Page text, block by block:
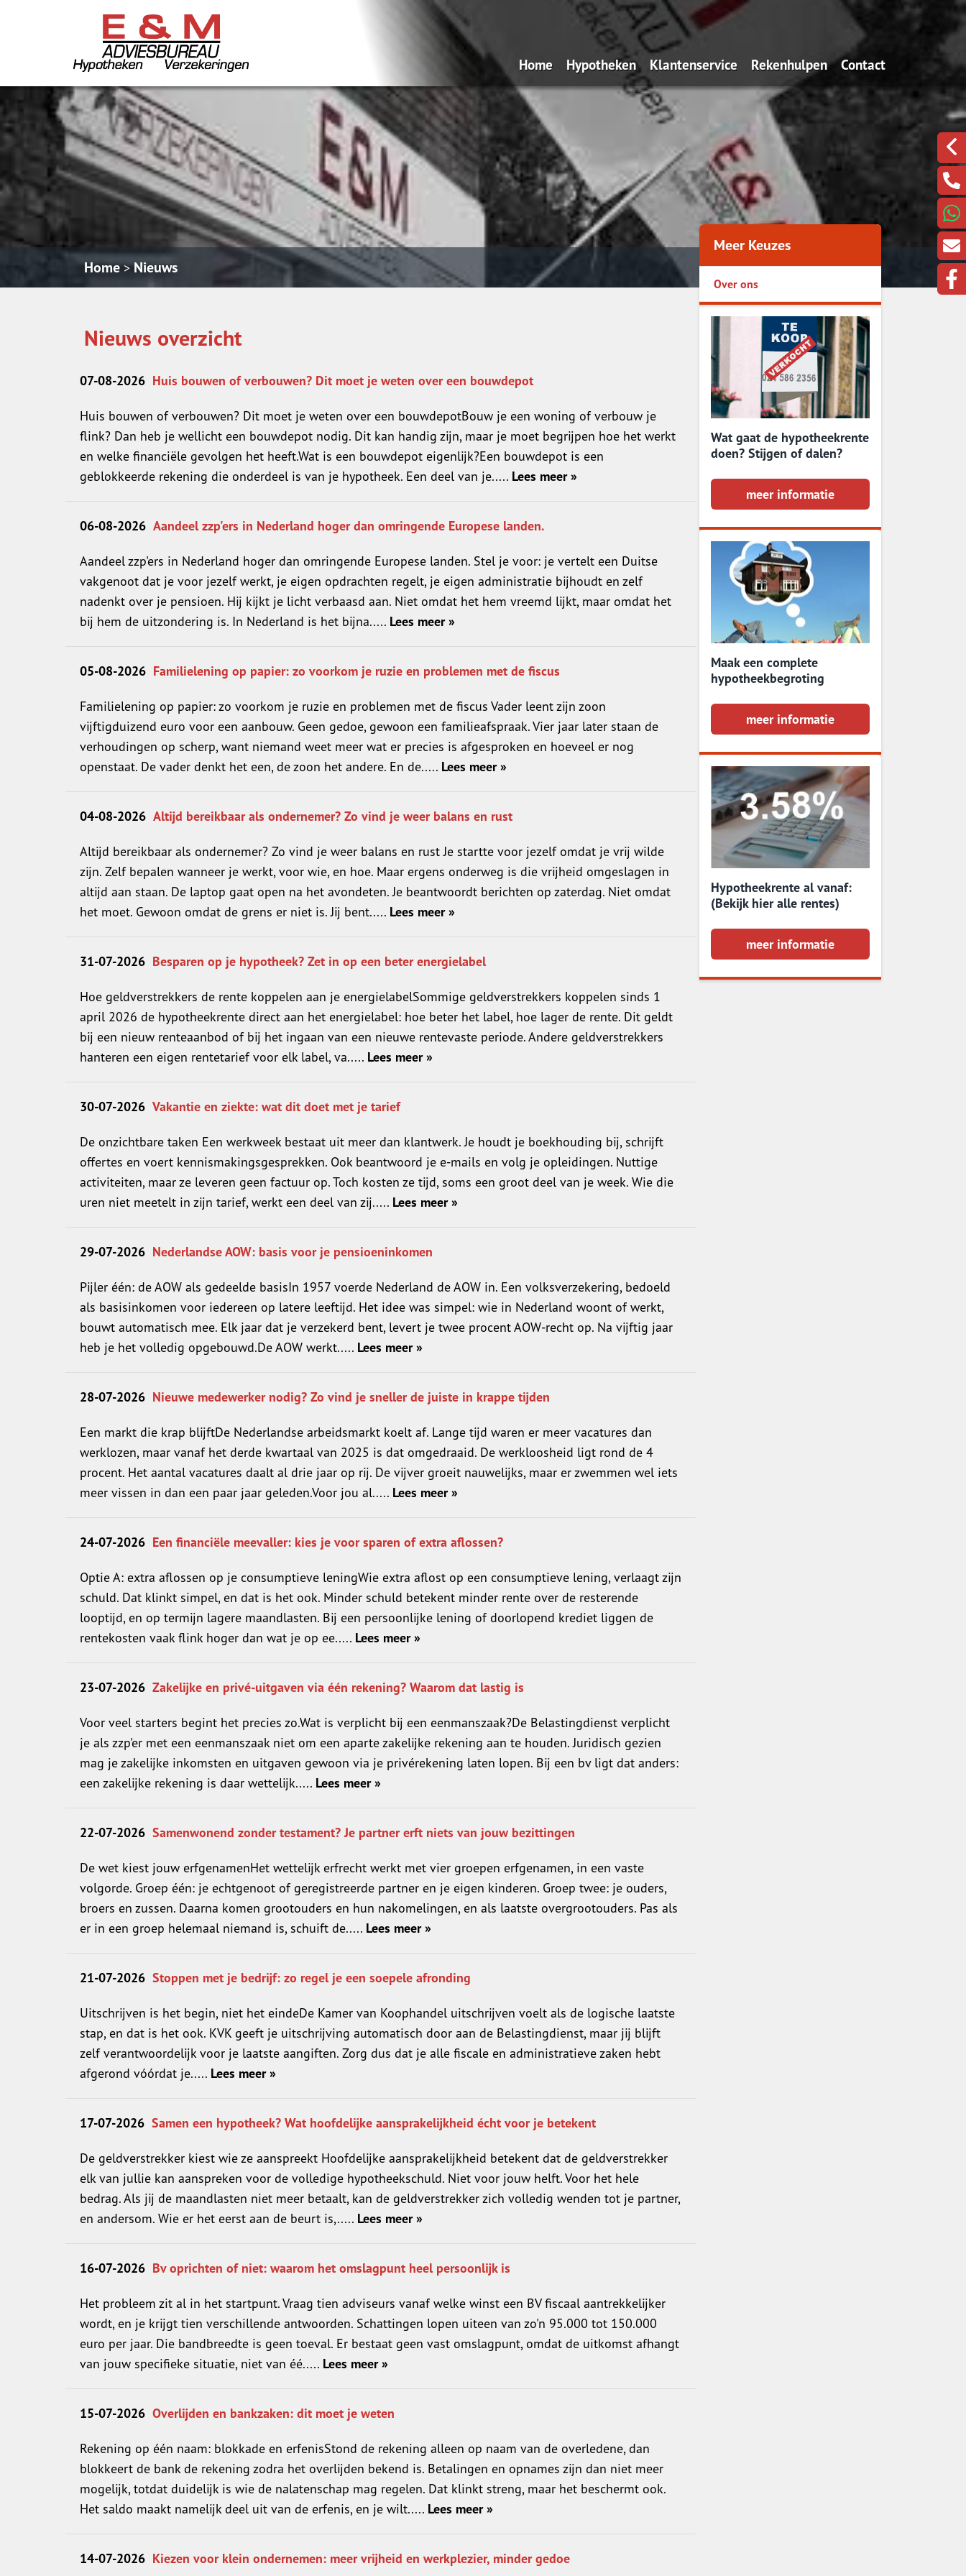
Home
Over ons
Hypotheken
Oeps, een hypotheek (filmpje)
Filmpje De toegevoegde waarde
van een onafhankelijke adviseur
Filmpje
Verduurzamingshypotheek
Filmpje de maandlasten van je
koophuis betaalbaar houden.
Filmpje Credit Life
Inkomensgarantie 2021
Filmpje Levensrente hypotheek
Klantenservice
Hypotheekinventarisatie
Werkgeversverklaring
Rekenhulpen
Bereken zelf uw hypotheek
Is oversluiten voordelig?
Contact
Een klacht melden?
Klik hier om te
Home > Nieuws
Nieuws overzicht
07-08-2026 Huis bouwen of verbouwen? Dit moet je weten over een bouwdepot
Huis bouwen of verbouwen? Dit moet je weten over een bouwdepotBouw je een woning of verbouw je
flink? Dan heb je wellicht een bouwdepot nodig. Dit kan handig zijn, maar je moet begrijpen hoe het werkt
en welke financiële gevolgen het heeft.Wat is een bouwdepot eigenlijk?Een bouwdepot is een
geblokkeerde rekening die onderdeel is van je hypotheek. Een deel van je..... Lees meer »
06-08-2026 Aandeel zzp'ers in Nederland hoger dan omringende Europese landen.
Aandeel zzp'ers in Nederland hoger dan omringende Europese landen. Stel je voor: je vertelt een Duitse
vakgenoot dat je voor jezelf werkt, je eigen opdrachten regelt, je eigen administratie bijhoudt en zelf
nadenkt over je pensioen. Hij kijkt je licht verbaasd aan. Niet omdat het hem vreemd lijkt, maar omdat het
bij hem de uitzondering is. In Nederland is het bijna..... Lees meer »
05-08-2026 Familielening op papier: zo voorkom je ruzie en problemen met de fiscus
Familielening op papier: zo voorkom je ruzie en problemen met de fiscus Vader leent zijn zoon
vijftigduizend euro voor een aanbouw. Geen gedoe, gewoon een familieafspraak. Vier jaar later staan de
verhoudingen op scherp, want niemand weet meer wat er precies is afgesproken en hoeveel er nog
openstaat. De vader denkt het een, de zoon het andere. En de..... Lees meer »
04-08-2026 Altijd bereikbaar als ondernemer? Zo vind je weer balans en rust
Altijd bereikbaar als ondernemer? Zo vind je weer balans en rust Je startte voor jezelf omdat je vrij wilde
zijn. Zelf bepalen wanneer je werkt, voor wie, en hoe. Maar ergens onderweg is die vrijheid omgeslagen in
altijd aan staan. De laptop gaat open na het avondeten. Je beantwoordt berichten op zaterdag. Niet omdat
het moet. Gewoon omdat de grens er niet is. Jij bent..... Lees meer »
31-07-2026 Besparen op je hypotheek? Zet in op een beter energielabel
Hoe geldverstrekkers de rente koppelen aan je energielabelSommige geldverstrekkers koppelen sinds 1
april 2026 de hypotheekrente direct aan het energielabel: hoe beter het label, hoe lager de rente. Dit geldt
bij een nieuw renteaanbod of bij het ingaan van een nieuwe rentevaste periode. Andere geldverstrekkers
hanteren een eigen rentetarief voor elk label, va..... Lees meer »
30-07-2026 Vakantie en ziekte: wat dit doet met je tarief
De onzichtbare taken Een werkweek bestaat uit meer dan klantwerk. Je houdt je boekhouding bij, schrijft
offertes en voert kennismakingsgesprekken. Ook beantwoord je e-mails en volg je opleidingen. Nuttige
activiteiten, maar ze leveren geen factuur op. Toch kosten ze tijd, soms een groot deel van je week. Wie die
uren niet meetelt in zijn tarief, werkt een deel van zij..... Lees meer »
29-07-2026 Nederlandse AOW: basis voor je pensioeninkomen
Pijler één: de AOW als gedeelde basisIn 1957 voerde Nederland de AOW in. Een volksverzekering, bedoeld
als basisinkomen voor iedereen op latere leeftijd. Het idee was simpel: wie in Nederland woont of werkt,
bouwt automatisch mee. Elk jaar dat je verzekerd bent, levert je twee procent AOW-recht op. Na vijftig jaar
heb je het volledig opgebouwd.De AOW werkt..... Lees meer »
28-07-2026 Nieuwe medewerker nodig? Zo vind je sneller de juiste in krappe tijden
Een markt die krap blijftDe Nederlandse arbeidsmarkt koelt af. Lange tijd waren er meer vacatures dan
werklozen, maar vanaf het derde kwartaal van 2025 is dat omgedraaid. De werkloosheid ligt rond de 4
procent. Het aantal vacatures daalt al drie jaar op rij. De vijver groeit nauwelijks, maar er zwemmen wel iets
meer vissen in dan een paar jaar geleden.Voor jou al..... Lees meer »
24-07-2026 Een financiële meevaller: kies je voor sparen of extra aflossen?
Optie A: extra aflossen op je consumptieve leningWie extra aflost op een consumptieve lening, verlaagt zijn
schuld. Dat klinkt simpel, en dat is het ook. Minder schuld betekent minder rente over de resterende
looptijd, en op termijn lagere maandlasten. Bij een persoonlijke lening of doorlopend krediet liggen de
rentekosten vaak flink hoger dan wat je op ee..... Lees meer »
23-07-2026 Zakelijke en privé-uitgaven via één rekening? Waarom dat lastig is
Voor veel starters begint het precies zo.Wat is verplicht bij een eenmanszaak?De Belastingdienst verplicht
je als zzp'er met een eenmanszaak niet om een aparte zakelijke rekening aan te houden. Juridisch gezien
mag je zakelijke inkomsten en uitgaven gewoon via je privérekening laten lopen. Bij een bv ligt dat anders:
een zakelijke rekening is daar wettelijk..... Lees meer »
22-07-2026 Samenwonend zonder testament? Je partner erft niets van jouw bezittingen
De wet kiest jouw erfgenamenHet wettelijk erfrecht werkt met vier groepen erfgenamen, in een vaste
volgorde. Groep één: je echtgenoot of geregistreerde partner en je eigen kinderen. Groep twee: je ouders,
broers en zussen. Daarna komen grootouders en hun nakomelingen, en als laatste overgrootouders. Pas als
er in een groep helemaal niemand is, schuift de..... Lees meer »
21-07-2026 Stoppen met je bedrijf: zo regel je een soepele afronding
Uitschrijven is het begin, niet het eindeDe Kamer van Koophandel uitschrijven voelt als de logische laatste
stap, en dat is het ook. KVK geeft je uitschrijving automatisch door aan de Belastingdienst, maar jij blijft
zelf verantwoordelijk voor je laatste aangiften. Zorg dus dat je alle fiscale en administratieve zaken hebt
afgerond vóórdat je..... Lees meer »
17-07-2026 Samen een hypotheek? Wat hoofdelijke aansprakelijkheid écht voor je betekent
De geldverstrekker kiest wie ze aanspreekt Hoofdelijke aansprakelijkheid betekent dat de geldverstrekker
elk van jullie kan aanspreken voor de volledige hypotheekschuld. Niet voor jouw helft. Voor het hele
bedrag. Als jij de maandlasten niet meer betaalt, kan de geldverstrekker zich volledig wenden tot je partner,
en andersom. Wie er het eerst aan de beurt is,..... Lees meer »
16-07-2026 Bv oprichten of niet: waarom het omslagpunt heel persoonlijk is
Het probleem zit al in het startpunt. Vraag tien adviseurs vanaf welke winst een BV fiscaal aantrekkelijker
wordt, en je krijgt tien verschillende antwoorden. Schattingen lopen uiteen van zo'n 95.000 tot 150.000
euro per jaar. Die bandbreedte is geen toeval. Er bestaat geen vast omslagpunt, omdat de uitkomst afhangt
van jouw specifieke situatie, niet van éé..... Lees meer »
15-07-2026 Overlijden en bankzaken: dit moet je weten
Rekening op één naam: blokkade en erfenisStond de rekening alleen op naam van de overledene, dan
blokkeert de bank de rekening zodra het overlijden bekend is. Betalingen en opnames zijn dan niet meer
mogelijk, totdat duidelijk is wie de nalatenschap mag regelen. Dat klinkt streng, maar het beschermt ook.
Het saldo maakt namelijk deel uit van de erfenis, en je wilt..... Lees meer »
14-07-2026 Kiezen voor klein ondernemen: meer vrijheid en werkplezier, minder gedoe
Meer Keuzes
Over ons
Wat gaat de hypotheekrente
doen? Stijgen of dalen?
meer informatie
Maak een complete
hypotheekbegroting
meer informatie
Hypotheekrente al vanaf:
(Bekijk hier alle rentes)
meer informatie